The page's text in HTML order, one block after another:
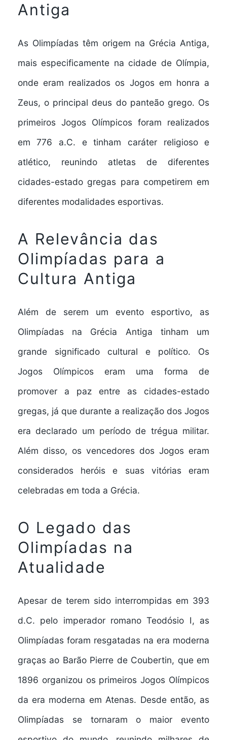
Antiga
As Olimpíadas têm origem na Grécia Antiga,
mais especificamente na cidade de Olímpia,
onde eram realizados os Jogos em honra a
Zeus, o principal deus do panteão grego. Os
primeiros Jogos Olímpicos foram realizados
em 776 a.C. e tinham caráter religioso e
atlético, reunindo atletas de diferentes
cidades-estado gregas para competirem em
diferentes modalidades esportivas.
A Relevância das
Olimpíadas para a
Cultura Antiga
Além de serem um evento esportivo, as
Olimpíadas na Grécia Antiga tinham um
grande significado cultural e político. Os
Jogos Olímpicos eram uma forma de
promover a paz entre as cidades-estado
gregas, já que durante a realização dos Jogos
era declarado um período de trégua militar.
Além disso, os vencedores dos Jogos eram
considerados heróis e suas vitórias eram
celebradas em toda a Grécia.
O Legado das
Olimpíadas na
Atualidade
Apesar de terem sido interrompidas em 393
d.C. pelo imperador romano Teodósio I, as
Olimpíadas foram resgatadas na era moderna
graças ao Barão Pierre de Coubertin, que em
1896 organizou os primeiros Jogos Olímpicos
da era moderna em Atenas. Desde então, as
Olimpíadas se tornaram o maior evento